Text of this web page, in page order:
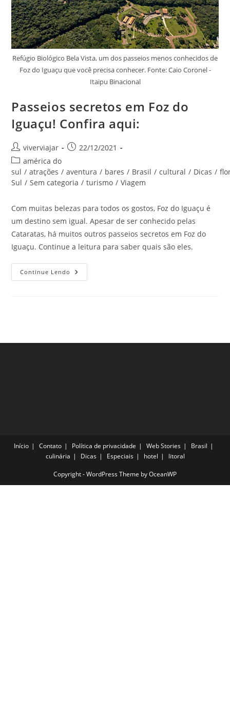
Refúgio Biológico Bela Vista, um dos passeios menos conhecidos de
Foz do Iguaçu que você precisa conhecer. Fonte: Caio Coronel -
Itaipu Binacional
Passeios secretos em Foz do
Iguaçu! Confira aqui:
Autor
do
post:
viverviajar
Post22/12/2021
Categoria
do
post:
américa do
sul / atrações / aventura / bares / Brasil / cultural / Dicas /
Sul / Sem categoria / turismo / Viagem
Com muitas belezas para todos os gostos, Foz do Iguaçu é
um destino sem igual. Apesar de ser conhecido pelas
Cataratas, há muitos outros passeios secretos em Foz do
Iguaçu. Continue a leitura para saber quais são eles.
Continue Lendo Passeios
Secretos
Início Contato Política de privacidade Web Stories
Brasil
culinária
Dicas Especiais hotel litoral
Copyright - WordPress Theme by OceanWP